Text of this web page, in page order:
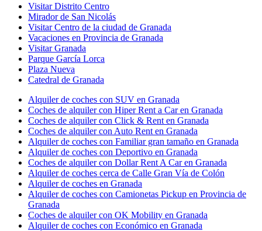
Visitar Distrito Centro
Mirador de San Nicolás
Visitar Centro de la ciudad de Granada
Vacaciones en Provincia de Granada
Visitar Granada
Parque García Lorca
Plaza Nueva
Catedral de Granada
Alquiler de coches con SUV en Granada
Coches de alquiler con Hiper Rent a Car en Granada
Coches de alquiler con Click & Rent en Granada
Coches de alquiler con Auto Rent en Granada
Alquiler de coches con Familiar gran tamaño en Granada
Alquiler de coches con Deportivo en Granada
Coches de alquiler con Dollar Rent A Car en Granada
Alquiler de coches cerca de Calle Gran Vía de Colón
Alquiler de coches en Granada
Alquiler de coches con Camionetas Pickup en Provincia de
Granada
Coches de alquiler con OK Mobility en Granada
Alquiler de coches con Económico en Granada